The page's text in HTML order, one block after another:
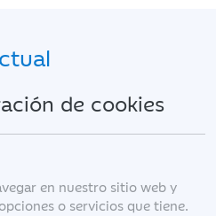
de cookies
en nuestro sitio web y
o servicios que tiene.